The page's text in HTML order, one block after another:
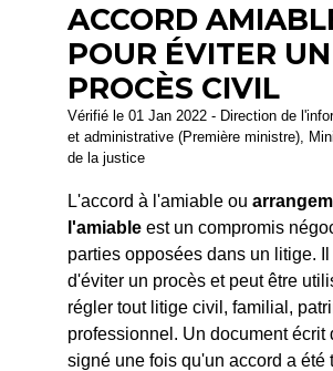
ACCORD
POUR ÉVITER UN
PROCÈS CIVIL
Vérifié le 01 Jan 2022 - Direction de
et administrative (Première ministre),
de la justice
L'accord à l'amiable ou
l'amiable est un compromis
parties opposées dans un litige.
d'éviter un procès et peut être
régler tout litige civil, familial,
professionnel. Un document écrit
signé une fois qu'un accord a été